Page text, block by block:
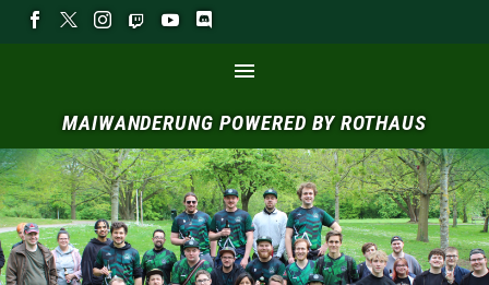
MAIWANDERUNG POWERED BY ROTHAUS